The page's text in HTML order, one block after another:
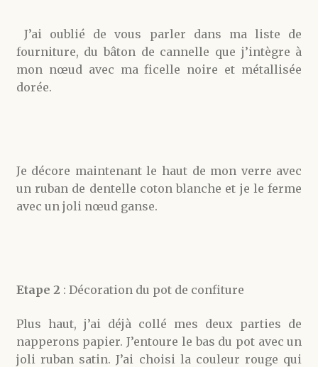
J’ai oublié de vous parler dans ma liste de
fourniture, du bâton de cannelle que j’intègre à
mon nœud avec ma ficelle noire et métallisée
dorée.
Je décore maintenant le haut de mon verre avec
un ruban de dentelle coton blanche et je le ferme
avec un joli nœud ganse.
Etape 2 : Décoration du pot de confiture
Plus haut, j’ai déjà collé mes deux parties de
napperons papier. J’entoure le bas du pot avec un
joli ruban satin. J’ai choisi la couleur rouge qui